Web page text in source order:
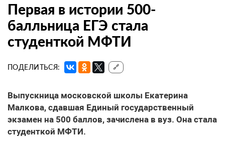
Первая в истории 500-
балльница ЕГЭ стала
студенткой МФТИ
ПОДЕЛИТЬСЯ: 🔗
Выпускница московской школы Екатерина
Малкова, сдавшая Единый государственный
экзамен на 500 баллов, зачислена в вуз. Она стала
студенткой МФТИ.